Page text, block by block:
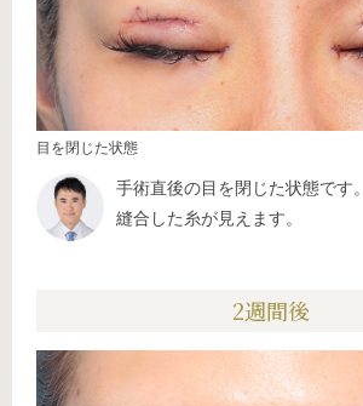
目を閉じた状態
手術直後の目を閉じた状態です。
縫合した糸が見えます。
2週間後